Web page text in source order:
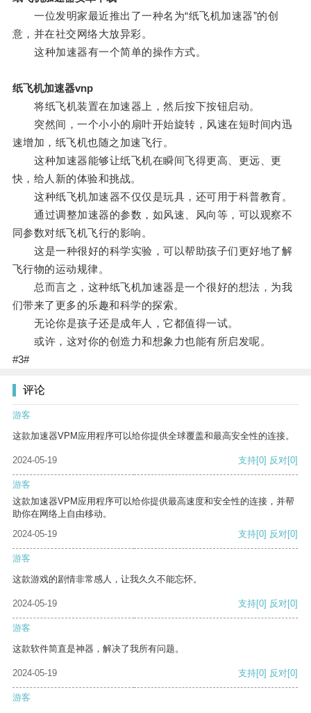
一位发明家最近推出了一种名为“纸飞机加速器”的创
意，并在社交网络大放异彩。
这种加速器有一个简单的操作方式。
纸飞机加速器vnp
将纸飞机装置在加速器上，然后按下按钮启动。
突然间，一个小小的扇叶开始旋转，风速在短时间内迅
速增加，纸飞机也随之加速飞行。
这种加速器能够让纸飞机在瞬间飞得更高、更远、更
快，给人新的体验和挑战。
这种纸飞机加速器不仅仅是玩具，还可用于科普教育。
通过调整加速器的参数，如风速、风向等，可以观察不
同参数对纸飞机飞行的影响。
这是一种很好的科学实验，可以帮助孩子们更好地了解
飞行物的运动规律。
总而言之，这种纸飞机加速器是一个很好的想法，为我
们带来了更多的乐趣和科学的探索。
无论你是孩子还是成年人，它都值得一试。
或许，这对你的创造力和想象力也能有所启发呢。
#3#
评论
游客
这款加速器VPM应用程序可以给你提供全球覆盖和最高安全性的连接。
2024-05-19 支持[0] 反对[0]
游客
这款加速器VPM应用程序可以给你提供最高速度和安全性的连接，并帮
助你在网络上自由移动。
2024-05-19
支持[0] 反对[0]
游客
这款游戏的剧情非常感人，让我久久不能忘怀。
2024-05-19 支持[0] 反对[0]
游客
这款软件简直是神器，解决了我所有问题。
2024-05-19 支持[0] 反对[0]
游客